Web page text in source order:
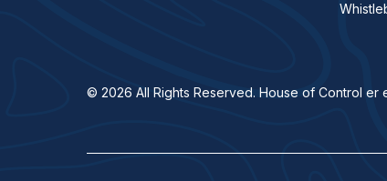
© 2026 All Rights Reserved. House of Control er